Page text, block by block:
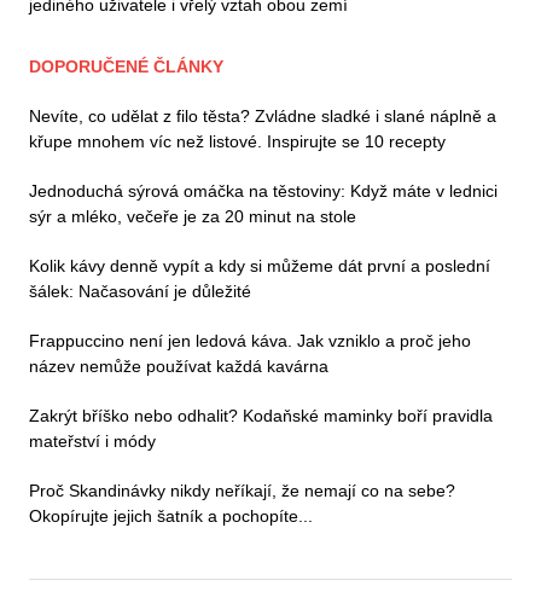
jediného uživatele i vřelý vztah obou zemí
DOPORUČENÉ ČLÁNKY
Nevíte, co udělat z filo těsta? Zvládne sladké i slané náplně a
křupe mnohem víc než listové. Inspirujte se 10 recepty
Jednoduchá sýrová omáčka na těstoviny: Když máte v lednici
sýr a mléko, večeře je za 20 minut na stole
Kolik kávy denně vypít a kdy si můžeme dát první a poslední
šálek: Načasování je důležité
Frappuccino není jen ledová káva. Jak vzniklo a proč jeho
název nemůže používat každá kavárna
Zakrýt bříško nebo odhalit? Kodaňské maminky boří pravidla
mateřství i módy
Proč Skandinávky nikdy neříkají, že nemají co na sebe?
Okopírujte jejich šatník a pochopíte...